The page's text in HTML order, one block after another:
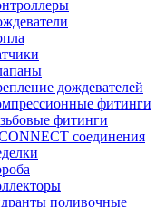
дождевателей
фитинги
фитинги
соединения
поливочные